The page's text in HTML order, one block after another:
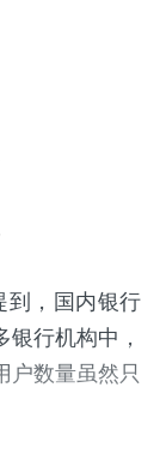
到，国内银行
行机构中，
户数量虽然只